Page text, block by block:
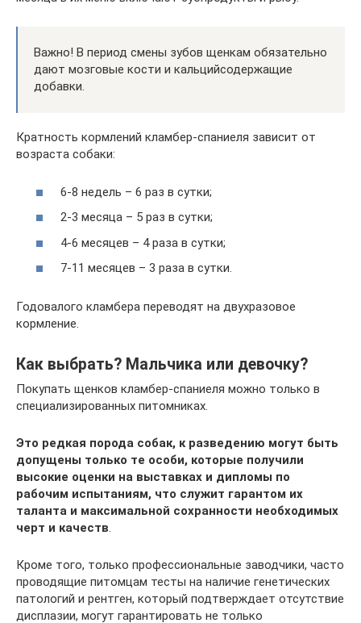
Важно! В период смены зубов щенкам обязательно
дают мозговые кости и кальцийсодержащие
добавки.
Кратность кормлений кламбер-спаниеля зависит от
возраста собаки:
6-8 недель – 6 раз в сутки;
2-3 месяца – 5 раз в сутки;
4-6 месяцев – 4 раза в сутки;
7-11 месяцев – 3 раза в сутки.
Годовалого кламбера переводят на двухразовое
кормление.
Как выбрать? Мальчика или девочку?
Покупать щенков кламбер-спаниеля можно только в
специализированных питомниках.
Это редкая порода собак, к разведению могут быть
допущены только те особи, которые получили
высокие оценки на выставках и дипломы по
рабочим испытаниям, что служит гарантом их
таланта и максимальной сохранности необходимых
черт и качеств.
Кроме того, только профессиональные заводчики, часто
проводящие питомцам тесты на наличие генетических
патологий и рентген, который подтверждает отсутствие
дисплазии, могут гарантировать не только